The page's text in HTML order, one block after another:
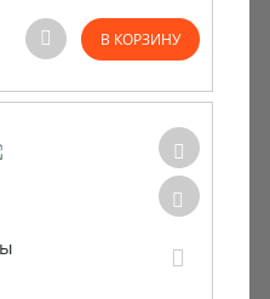
В КОРЗИНУ